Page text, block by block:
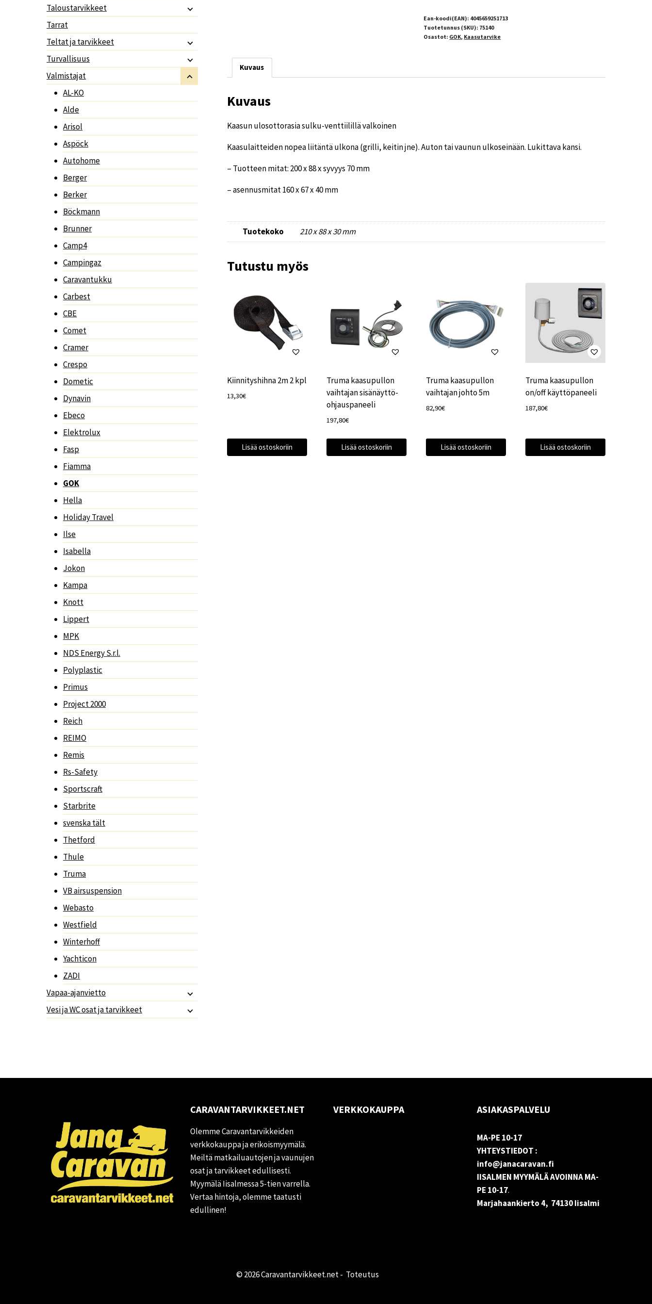
Ean-koodi(EAN): 4045659251713
Tuotetunnus (SKU): 75140
Osastot: GOK, Kaasutarvike
Kuvaus
Kuvaus
Kaasun ulosottorasia sulku-venttiilillä valkoinen
Kaasulaitteiden nopea liitäntä ulkona (grilli, keitin jne). Auton tai vaunun ulkoseinään. Lukittava kansi.
– Tuotteen mitat: 200 x 88 x syvyys 70 mm
– asennusmitat 160 x 67 x 40 mm
Tuotekoko 210 x 88 x 30 mm
Tutustu myös
Kiinnityshihna 2m 2 kpl
13,30€
Lisää ostoskoriin
Truma kaasupullon
vaihtajan sisänäyttö-
ohjauspaneeli
197,80€
Lisää ostoskoriin
Truma kaasupullon
vaihtajan johto 5m
82,90€
Lisää ostoskoriin
Truma kaasupullon
on/off käyttöpaneeli
187,80€
Lisää ostoskoriin
Taloustarvikkeet
Tarrat
Teltat ja tarvikkeet
Turvallisuus
Valmistajat
AL-KO
Alde
Arisol
Aspöck
Autohome
Berger
Berker
Böckmann
Brunner
Camp4
Campingaz
Caravantukku
Carbest
CBE
Comet
Cramer
Crespo
Dometic
Dynavin
Ebeco
Elektrolux
Fasp
Fiamma
GOK
Hella
Holiday Travel
Ilse
Isabella
Jokon
Kampa
Knott
Lippert
MPK
NDS Energy S.r.l.
Polyplastic
Primus
Project 2000
Reich
REIMO
Remis
Rs-Safety
Sportscraft
Starbrite
svenska tält
Thetford
Thule
Truma
VB airsuspension
Webasto
Westfield
Winterhoff
Yachticon
ZADI
Vapaa-ajanvietto
Vesi ja WC osat ja tarvikkeet
CARAVANTARVIKKEET.NET
Olemme Caravantarvikkeiden
verkkokauppa ja erikoismyymälä.
Meiltä matkailuautojen ja vaunujen
osat ja tarvikkeet edullisesti.
Myymälä Iisalmessa 5-tien varrella.
Vertaa hintoja, olemme taatusti
edullinen!
VERKKOKAUPPA ASIAKASPALVELU
MA-PE 10-17
YHTEYSTIEDOT :
info@janacaravan.fi
IISALMEN MYYMÄLÄ AVOINNA MA-
PE 10-17.
Marjahaankierto 4, 74130 Iisalmi
© 2026 Caravantarvikkeet.net - Toteutus